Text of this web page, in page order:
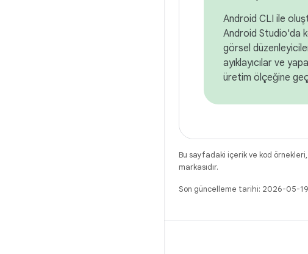
Android CLI ile
Android Studio'da
görsel
ayıklayıcılar ve
üretim ölçeğine
Bu sayfadaki içerik ve kod örnekleri,
markasıdır.
Son güncelleme tarihi: 2026-05-19